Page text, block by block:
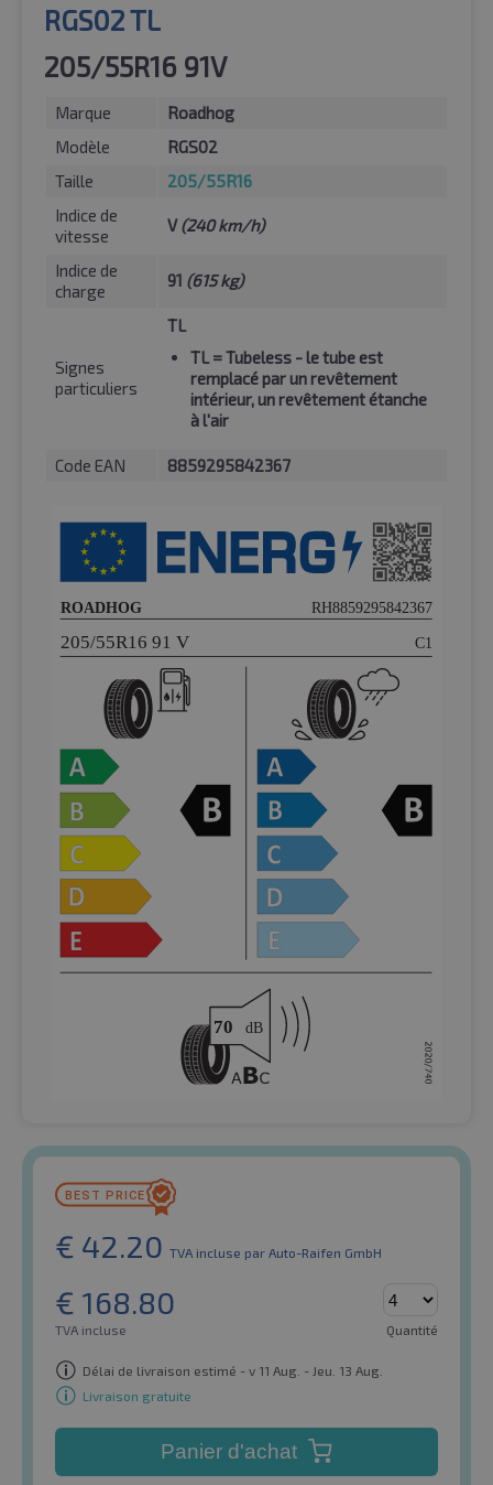
RGS02 TL
205/55R16 91V
Marque
Roadhog
Modèle
RGS02
Taille
205/55R16
Indice de
vitesse
V(240 km/h)
Indice de
charge
91 (615 kg)
Signes
particuliers
TL
TL= Tubeless - le tube est
remplacé par un revêtement
intérieur, un revêtement étanche
à l'air
Code EAN 8859295842367
€ 42.20 TVA incluse par Auto-Raifen GmbH
€ 168.80
TVA incluse Quantité
Délai de livraison estimé - v 11 Aug. - Jeu. 13 Aug.
Livraison gratuite
Panier d'achat